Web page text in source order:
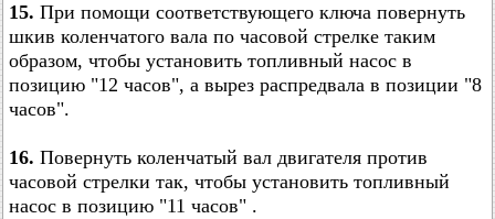
15. При помощи соответствующего ключа повернуть
шкив коленчатого вала по часовой стрелке таким
образом, чтобы установить топливный насос в
позицию "12 часов", а вырез распредвала в позиции "8
часов".
16. Повернуть коленчатый вал двигателя против
часовой стрелки так, чтобы установить топливный
насос в позицию "11 часов" .